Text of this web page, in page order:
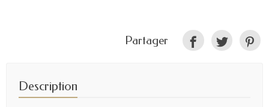
Partager
Description